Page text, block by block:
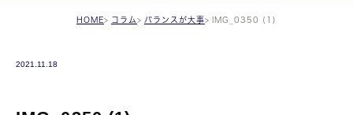
HOME コラム バランスが大事 IMG_0350 (1)
2021.11.18